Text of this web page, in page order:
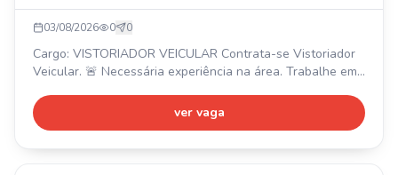
03/08/2026 0 0
Cargo: VISTORIADOR VEICULAR Contrata-se Vistoriador
Veicular. 🚨 Necessária experiência na área. Trabalhe em
região.
ver vaga